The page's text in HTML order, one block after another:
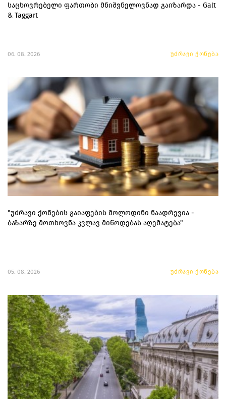
საცხოვრებელი ფართობი მნიშვნელოვნად გაიზარდა - Galt
& Taggart
06. 08. 2026 უძრავი ქონება
"უძრავი ქონების გაიაფების მოლოდინი ნაადრევია -
ბაზარზე მოთხოვნა კვლავ მიწოდებას აღემატება"
05. 08. 2026 უძრავი ქონება